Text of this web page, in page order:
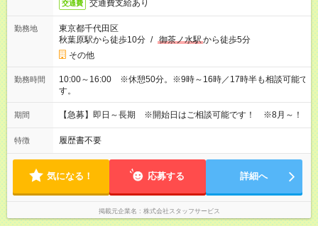
交通費 交通費支給あり
勤務地
東京都千代田区
秋葉原駅から徒歩10分 / 御茶ノ水駅から徒歩5分
その他
勤務時間
10:00～16:00 ※休憩50分。※9時～16時／17時半も相談可能で
す。
期間 【急募】即日～長期 ※開始日はご相談可能です！ ※8月～！
特徴 履歴書不要
気になる！ 応募する 詳細へ
掲載元企業名 株式会社スタッフサービス